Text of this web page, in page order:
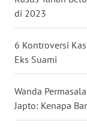
di 2023
6 Kontroversi
Eks Suami
Wanda
Japto: Kenapa
JOGJA
WN
JATIM
WN
BALI